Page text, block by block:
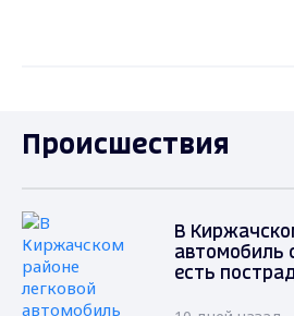
Происшествия
В
автомобиль
есть